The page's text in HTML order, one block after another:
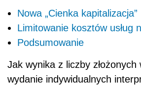
Nowa „Cienka kapitalizacja”
Limitowanie kosztów usług
Podsumowanie
Jak wynika z liczby złożonych
wydanie indywidualnych